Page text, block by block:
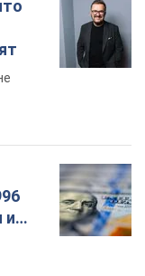
и